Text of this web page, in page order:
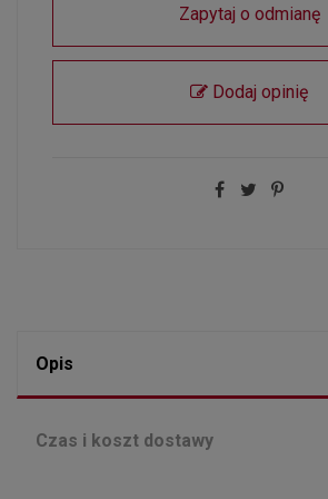
Zapytaj o odmianę
Dodaj opinię
Opis
Czas i koszt dostawy